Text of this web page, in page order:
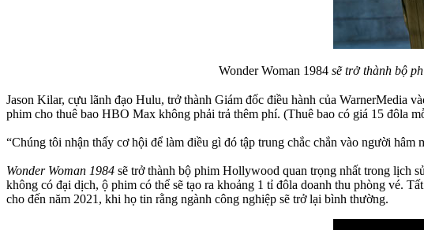
Wonder Woman 1984sẽ trở thành bộ
Jason Kilar, cựu lãnh đạo Hulu, trở thành Giám đốc điều hành của WarnerMedia
phim cho thuê bao HBO Max không phải trả thêm phí. (Thuê bao có giá 15 đôla
“Chúng tôi nhận thấy cơ hội để làm điều gì đó tập trung chắc chắn vào người
Wonder Woman 1984 sẽ trở thành bộ phim Hollywood quan trọng nhất trong lịch
không có đại dịch, ộ phim có thể sẽ tạo ra khoảng 1 tỉ đôla doanh thu phòng vé.
cho đến năm 2021, khi họ tin rằng ngành công nghiệp sẽ trở lại bình thường.